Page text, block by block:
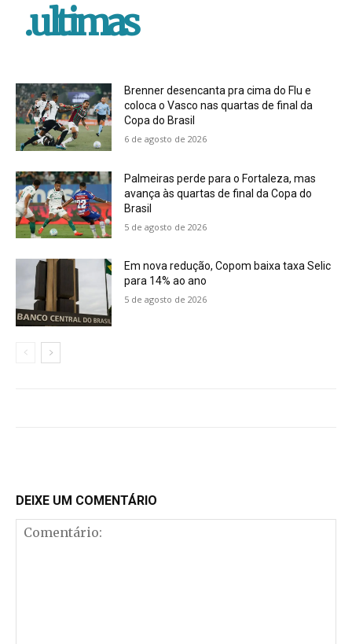
.ultimas
Brenner desencanta pra cima do Flu e
coloca o Vasco nas quartas de final da
Copa do Brasil
6 de agosto de 2026
Palmeiras perde para o Fortaleza, mas
avança às quartas de final da Copa do
Brasil
5 de agosto de 2026
Em nova redução, Copom baixa taxa Selic
para 14% ao ano
5 de agosto de 2026
DEIXE UM COMENTÁRIO